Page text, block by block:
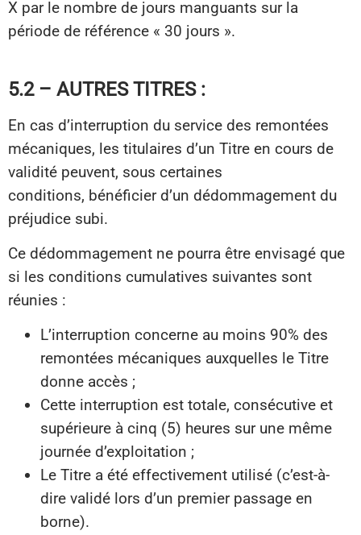
X par le nombre de jours manguants sur la
période de référence « 30 jours ».
5.2 – AUTRES TITRES :
En cas d’interruption du service des remontées
mécaniques, les titulaires d’un Titre en cours de
validité peuvent, sous certaines
conditions, bénéficier d’un dédommagement du
préjudice subi.
Ce dédommagement ne pourra être envisagé que
si les conditions cumulatives suivantes sont
réunies :
L’interruption concerne au moins 90% des
remontées mécaniques auxquelles le Titre
donne accès ;
Cette interruption est totale, consécutive et
supérieure à cinq (5) heures sur une même
journée d’exploitation ;
Le Titre a été effectivement utilisé (c’est-à-
dire validé lors d’un premier passage en
borne).